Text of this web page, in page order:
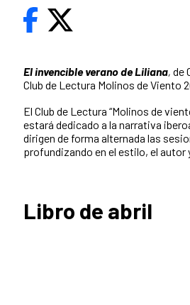
El invencible verano de Liliana, de
Club de Lectura Molinos de Viento
El Club de Lectura “Molinos de
estará dedicado a la narrativa
dirigen de forma alternada las
profundizando en el estilo, el autor
Libro de abril